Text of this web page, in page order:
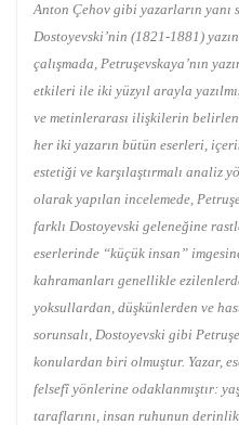
Anton Çehov gibi yazarların yanı
Dostoyevski’nin (1821-1881)
çalışmada, Petruşevskaya’nın
etkileri ile iki yüzyıl arayla
ve metinlerarası ilişkilerin
her iki yazarın bütün eserleri,
estetiği ve karşılaştırmalı analiz
olarak yapılan incelemede,
farklı Dostoyevski geleneğine
eserlerinde “küçük insan”
kahramanları genellikle
yoksullardan, düşkünlerden ve
sorunsalı, Dostoyevski gibi
konulardan biri olmuştur. Yazar,
felsefî yönlerine odaklanmıştır:
taraflarını, insan ruhunun